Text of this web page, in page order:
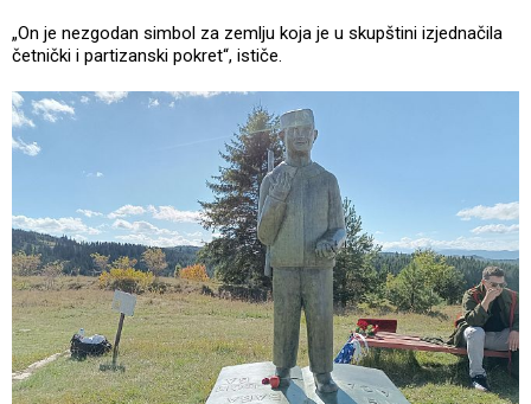
„On je nezgodan simbol za zemlju koja je u skupštini izjednačila
četnički i partizanski pokret“, ističe.